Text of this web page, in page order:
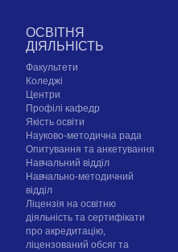
ОСВІТНЯ
ДІЯЛЬНІСТЬ
Факультети
Коледжі
Центри
Профілі кафедр
Якість освіти
Науково-методична рада
Опитування та анкетування
Навчальний відділ
Навчально-методичний
відділ
Ліцензія на освітню
діяльність та сертифікати
про акредитацію,
ліцензований обсяг та